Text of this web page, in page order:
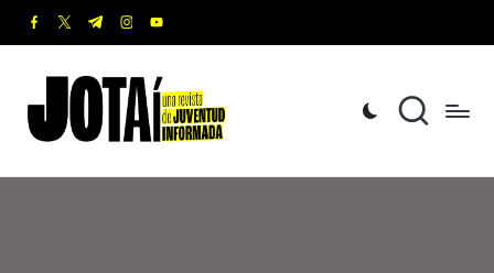
Saltar
contenido
facebook.com
twitter.com
t.me instagram.com
youtube.com
o
t
revista
de
Informada